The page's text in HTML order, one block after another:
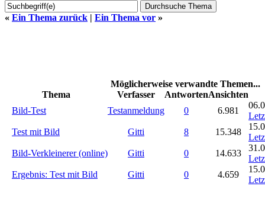
« Ein Thema zurück | Ein Thema vor »
Möglicherweise verwandte Themen...
Thema
Verfasser AntwortenAnsichten
Bild-Test
Testanmeldung 0 6.981
Test mit Bild
Gitti 8 15.348
Bild-Verkleinerer (online)
Gitti 0 14.633
Ergebnis: Test mit Bild
Gitti 0 4.659